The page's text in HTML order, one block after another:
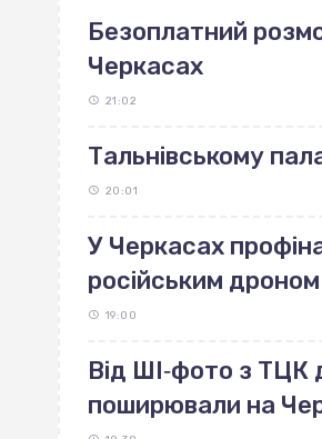
Безоплатний
Черкасах
21:02
Тальнівському
20:01
У Черкасах
російським дроном
19:00
Від ШІ‐фото з ТЦК
поширювали на